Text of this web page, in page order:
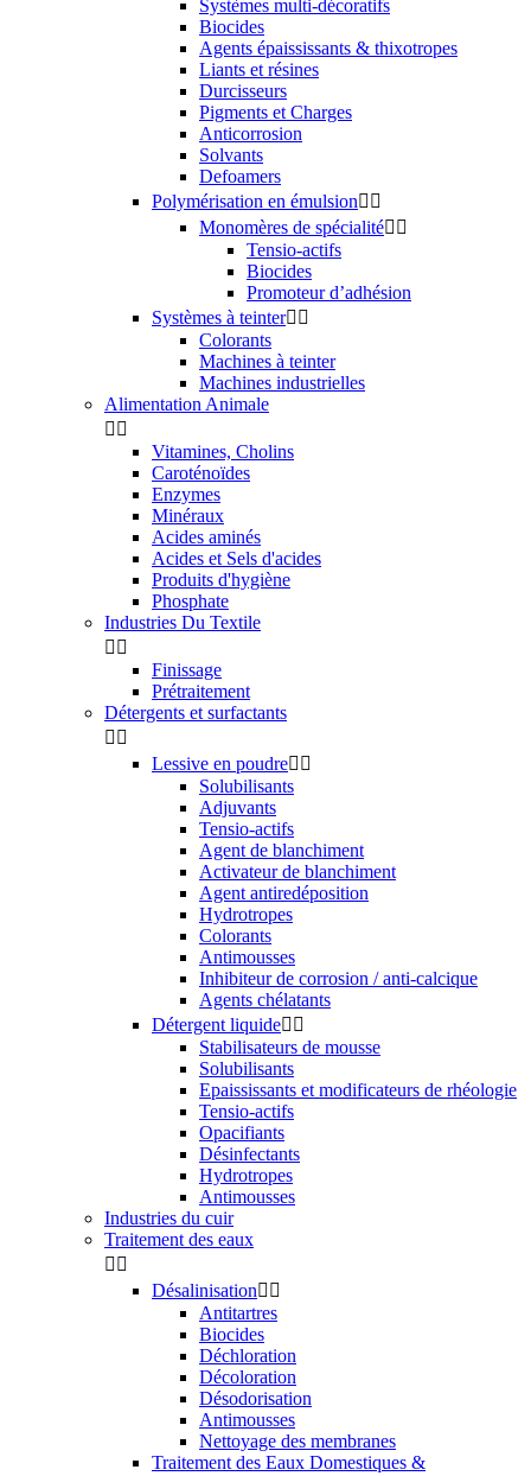
Systèmes multi-décoratifs
Biocides
Agents épaississants & thixotropes
Liants et résines
Durcisseurs
Pigments et Charges
Anticorrosion
Solvants
Defoamers
Polymérisation en émulsion 
Monomères de spécialité 
Tensio-actifs
Biocides
Promoteur d’adhésion
Systèmes à teinter 
Colorants
Machines à teinter
Machines industrielles
Alimentation Animale
 
Vitamines, Cholins
Caroténoïdes
Enzymes
Minéraux
Acides aminés
Acides et Sels d'acides
Produits d'hygiène
Phosphate
Industries Du Textile
 
Finissage
Prétraitement
Détergents et surfactants
 
Lessive en poudre 
Solubilisants
Adjuvants
Tensio-actifs
Agent de blanchiment
Activateur de blanchiment
Agent antiredéposition
Hydrotropes
Colorants
Antimousses
Inhibiteur de corrosion / anti-calcique
Agents chélatants
Détergent liquide 
Stabilisateurs de mousse
Solubilisants
Epaississants et modificateurs de rhéologie
Tensio-actifs
Opacifiants
Désinfectants
Hydrotropes
Antimousses
Industries du cuir
Traitement des eaux
 
Désalinisation 
Antitartres
Biocides
Déchloration
Décoloration
Désodorisation
Antimousses
Nettoyage des membranes
Traitement des Eaux Domestiques &